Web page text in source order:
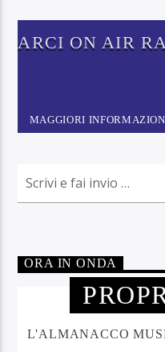
ARCI ON AIR
MAGGIORI
ORA IN ONDA
L'ALMANACCO